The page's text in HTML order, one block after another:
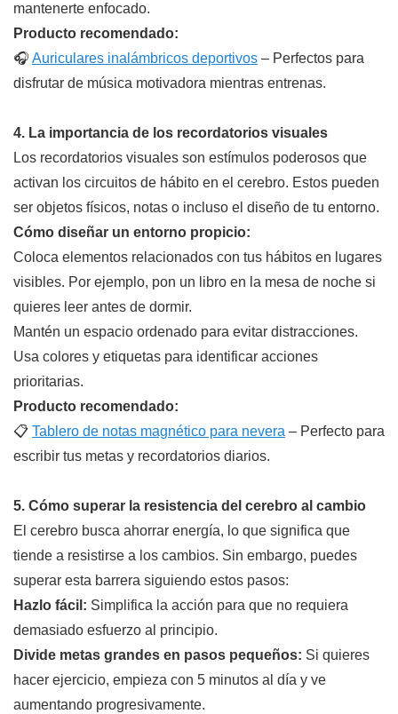
mantenerte enfocado.
Producto recomendado:
🎧 Auriculares inalámbricos deportivos – Perfectos para
disfrutar de música motivadora mientras entrenas.
4. La importancia de los recordatorios visuales
Los recordatorios visuales son estímulos poderosos que
activan los circuitos de hábito en el cerebro. Estos pueden
ser objetos físicos, notas o incluso el diseño de tu entorno.
Cómo diseñar un entorno propicio:
Coloca elementos relacionados con tus hábitos en lugares
visibles. Por ejemplo, pon un libro en la mesa de noche si
quieres leer antes de dormir.
Mantén un espacio ordenado para evitar distracciones.
Usa colores y etiquetas para identificar acciones
prioritarias.
Producto recomendado:
📋 Tablero de notas magnético para nevera – Perfecto para
escribir tus metas y recordatorios diarios.
5. Cómo superar la resistencia del cerebro al cambio
El cerebro busca ahorrar energía, lo que significa que
tiende a resistirse a los cambios. Sin embargo, puedes
superar esta barrera siguiendo estos pasos:
Hazlo fácil: Simplifica la acción para que no requiera
demasiado esfuerzo al principio.
Divide metas grandes en pasos pequeños: Si quieres
hacer ejercicio, empieza con 5 minutos al día y ve
aumentando progresivamente.